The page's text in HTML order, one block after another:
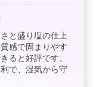
と盛り塩の仕上
感で固まりやす
ると好評です。
で、湿気から守